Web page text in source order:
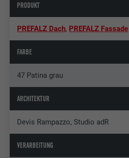
PRODUKT
PREFALZ Dach, PREFALZ Fassade
FARBE
47 Patina grau
ARCHITEKTUR
Devis Rampazzo, Studio adR
VERARBEITUNG